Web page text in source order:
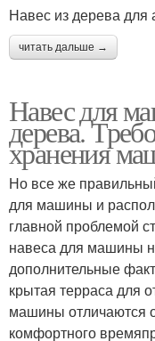
Навес из дерева для
читать дальше →
Навес для
дерева.
хранения
Но все же
для машины и
главной проблемой
навеса для машины
дополнительные
крытая терраса для
машины отличаются
комфортного